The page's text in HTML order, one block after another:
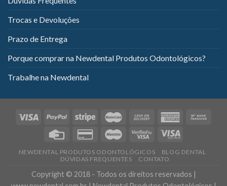
Trocas e Devoluções
Prazo de Entrega
Porque comprar na Newdental Produtos Odontológicos?
Trabalhe na Newdental
NEWDENTAL PRODUTOS ODONTOLÓGICOS
BLOG DENTAL
DÚVIDAS FREQUENTES
CONTATO
Copyright © 2018 - Todos os direitos reservados |